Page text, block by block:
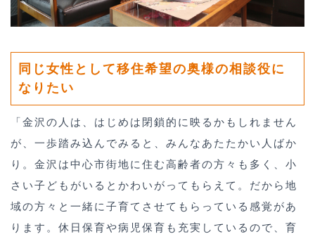
同じ女性として移住希望の奥様の相談役に
なりたい
「金沢の人は、はじめは閉鎖的に映るかもしれません
が、一歩踏み込んでみると、みんなあたたかい人ばか
り。金沢は中心市街地に住む高齢者の方々も多く、小
さい子どもがいるとかわいがってもらえて。だから地
域の方々と一緒に子育てさせてもらっている感覚があ
ります。休日保育や病児保育も充実しているので、育